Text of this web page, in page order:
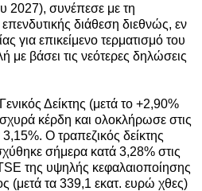
2027), συνέπεσε με τη
διάθεση διεθνώς, εν
για επικείμενο τερματισμό του
βάσει τις νεότερες δηλώσεις
Δείκτης (μετά το +2,90%
κέρδη και ολοκλήρωσε στις
Ο τραπεζικός δείκτης
σήμερα κατά 3,28% στις
της υψηλής κεφαλαιοποίησης
(μετά τα 339,1 εκατ. ευρώ χθες)